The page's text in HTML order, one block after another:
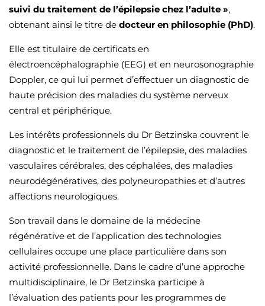
suivi du traitement de l’épilepsie chez l’adulte »,
obtenant ainsi le titre de docteur en philosophie (PhD).
Elle est titulaire de certificats en
électroencéphalographie (EEG) et en neurosonographie
Doppler, ce qui lui permet d’effectuer un diagnostic de
haute précision des maladies du système nerveux
central et périphérique.
Les intérêts professionnels du Dr Betzinska couvrent le
diagnostic et le traitement de l’épilepsie, des maladies
vasculaires cérébrales, des céphalées, des maladies
neurodégénératives, des polyneuropathies et d’autres
affections neurologiques.
Son travail dans le domaine de la médecine
régénérative et de l’application des technologies
cellulaires occupe une place particulière dans son
activité professionnelle. Dans le cadre d’une approche
multidisciplinaire, le Dr Betzinska participe à
l’évaluation des patients pour les programmes de